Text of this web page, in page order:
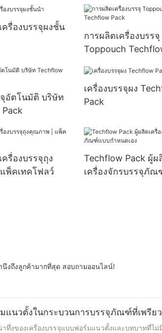
ครื่องบรรจุผงชั้น
การผลิตเครื่องบรรจุ
Toppouch
จุอัตโนมัติ บริษัท
เครื่องบรรจุผง
Pack
รื่องบรรจุถุง
พ็คเทคโฟลว์
Techflow Pack ผู้ผ
เครื่องจักรบรรจุภั
นึงถึงลูกค้ามากที่สุด สอบถามออนไลน์!
แนวตั้งในกระบวนการบรรจุภัณฑ์ที่เพรีย
าทึ่งของเครื่องบรรจุแบบฟอร์มแนวตั้งและบทบาทที่